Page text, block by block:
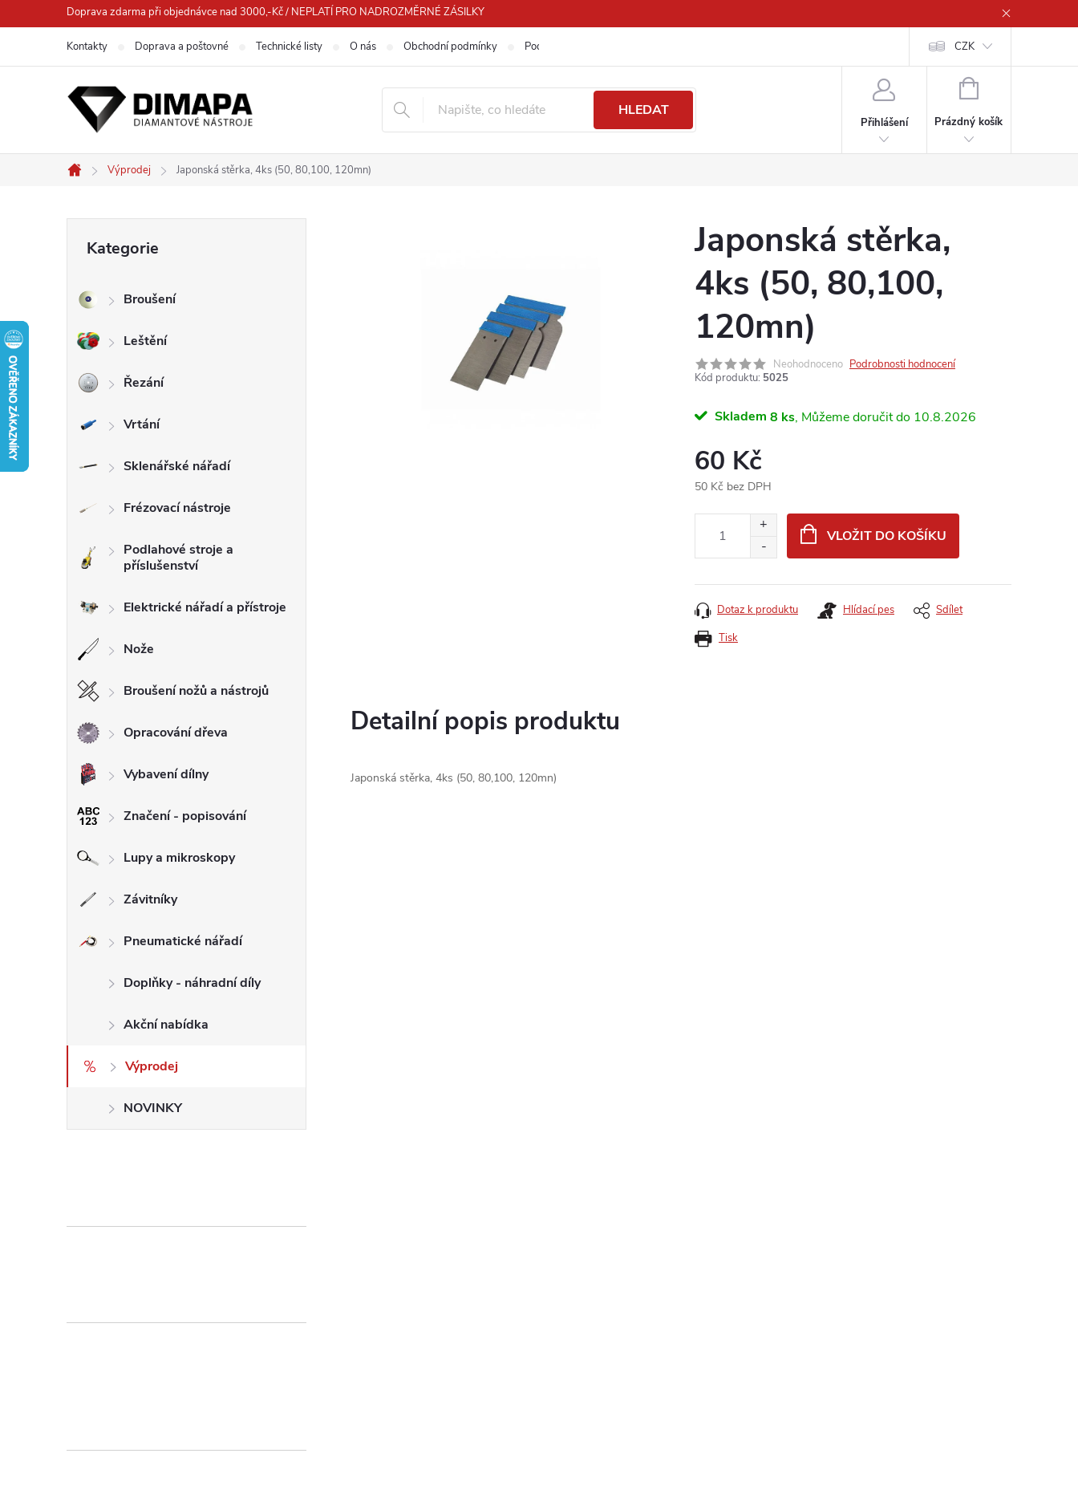
na
Doprava zdarma při objednávce nad 3000,-Kč / NEPLATÍ PRO NADROZMĚRNÉ ZÁSILKY
Kontakty Doprava a poštovné Technické listy O nás Obchodní podmínky Podmínky ochrany osobních údajů CZK
HLEDAT
Přihlášení
NÁKUPNÍ
Prázdný košík
Domů
Výprodej Japonská stěrka, 4ks (50, 80,100, 120mn)
s
a
n
n
p
n
e
kategorie
Kategorie
Broušení
Leštění
Řezání
Vrtání
Sklenářské nářadí
Frézovací nástroje
Podlahové stroje a
příslušenství
Elektrické nářadí a přístroje
Nože
Broušení nožů a nástrojů
Opracování dřeva
Vybavení dílny
Značení - popisování
Lupy a mikroskopy
Závitníky
Pneumatické nářadí
Doplňky - náhradní díly
Akční nabídka
Výprodej
NOVINKY
Japonská stěrka,
4ks (50, 80,100,
120mn)
Neohodnoceno Podrobnosti hodnocení
Kód produktu: 5025
Skladem 8 ks 10.8.2026
60 Kč
50 Kč bez DPH
VLOŽIT DO KOŠÍKU
Tisk
Dotaz k produktu Hlídací pes Sdílet
Detailní popis produktu
Japonská stěrka, 4ks (50, 80,100, 120mn)